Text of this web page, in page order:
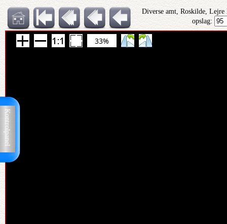
Kontrolpanel
Diverse amt, Roskilde,
opslag:
33%